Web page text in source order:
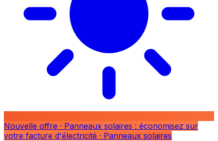
Nouvelle offre · Panneaux solaires : économisez sur
votre facture d'électricité · Panneaux solaires